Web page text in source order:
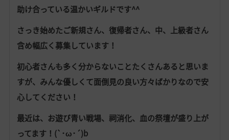
助け合っている温かいギルドです^^
さっき始めたご新規さん、復帰者さん、中、上級者さん
含め幅広く募集しています！
初心者さんも多く分からないことたくさんあると思いま
すが、みんな優しくて面倒見の良い方々ばかりなので安
心してください！
最近は、お遊び青い戦場、祠消化、血の祭壇が盛り上が
ってます！(`･ω･´)b